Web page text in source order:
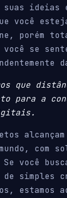
ideias
você
porém
você se
que
para a
com
você
de simples
estamos